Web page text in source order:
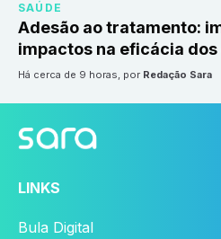
SAÚDE
Adesão ao tratamento:
impactos na eficácia
há cerca de 9 horas, por Redação Sara
LINKS
Bula Digital